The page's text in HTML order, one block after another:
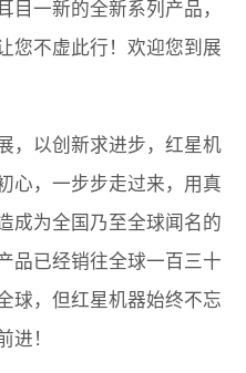
一新的全新系列产品，
您不虚此行！欢迎您到展
，以创新求进步，红星机
心，一步步走过来，用真
成为全国乃至全球闻名的
品已经销往全球一百三十
球，但红星机器始终不忘
！